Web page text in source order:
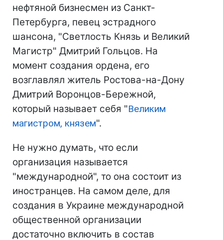
нефтяной бизнесмен из Санкт-
Петербурга, певец эстрадного
шансона, "Светлость Князь и Великий
Магистр" Дмитрий Гольцов. На
момент создания ордена, его
возглавлял житель Ростова-на-Дону
Дмитрий Воронцов-Бережной,
который называет себя "Великим
магистром, князем".
Не нужно думать, что если
организация называется
"международной", то она состоит из
иностранцев. На самом деле, для
создания в Украине международной
общественной организации
достаточно включить в состав